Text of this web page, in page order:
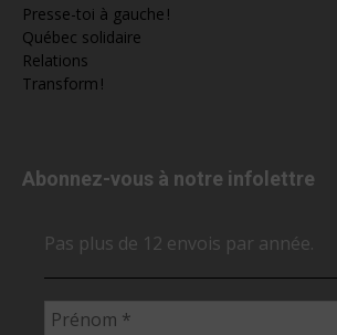
Presse-toi à gauche !
Québec solidaire
Relations
Transform !
Abonnez-vous à notre infolettre
Pas plus de 12 envois par année.